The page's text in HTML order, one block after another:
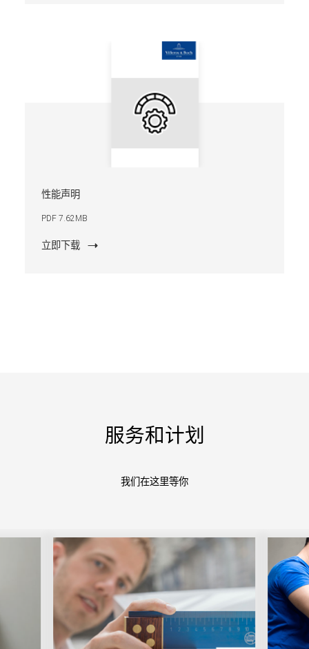
性能声明
PDF 7.62MB
立即下载
服务和计划
我们在这里等你